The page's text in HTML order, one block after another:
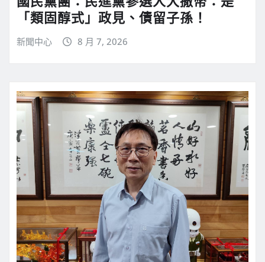
「類固醇式」政見、債留子孫！
新聞中心 8 月 7, 2026